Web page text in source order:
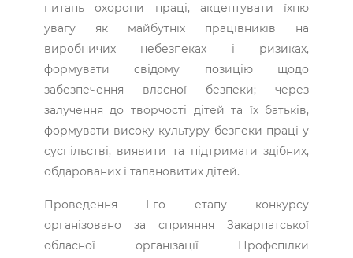
питань охорони праці, акцентувати їхню
увагу як майбутніх працівників на
виробничих небезпеках і ризиках,
формувати свідому позицію щодо
забезпечення власної безпеки; через
залучення до творчості дітей та їх батьків,
формувати високу культуру безпеки праці у
суспільстві, виявити та підтримати здібних,
обдарованих і талановитих дітей.
Проведення І-го етапу конкурсу
організовано за сприяння Закарпатської
обласної організації Профспілки